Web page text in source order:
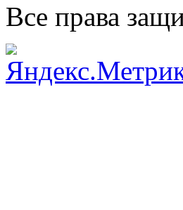
Все права